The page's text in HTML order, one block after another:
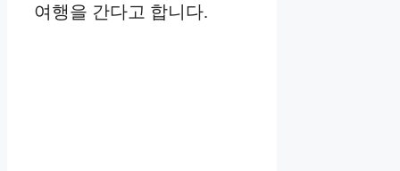
여행을 간다고 합니다.